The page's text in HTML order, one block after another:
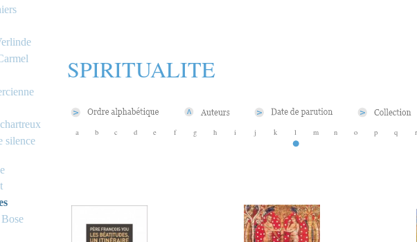
silence
SPIRITUALITE
a b c d e f g h i j k l m n o p q r